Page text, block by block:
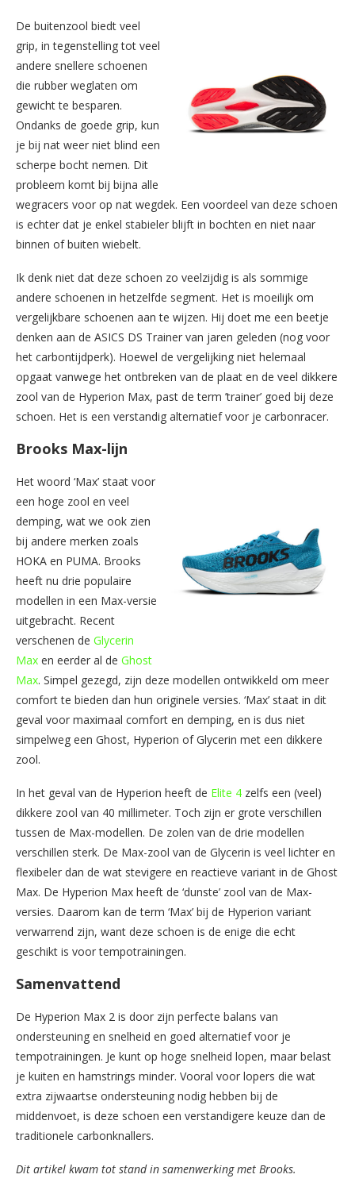
De buitenzool biedt veel
grip, in tegenstelling tot veel
andere snellere schoenen
die rubber weglaten om
gewicht te besparen.
Ondanks de goede grip, kun
je bij nat weer niet blind een
scherpe bocht nemen. Dit
probleem komt bij bijna alle
wegracers voor op nat wegdek. Een voordeel van deze schoen
is echter dat je enkel stabieler blijft in bochten en niet naar
binnen of buiten wiebelt.
Ik denk niet dat deze schoen zo veelzijdig is als sommige
andere schoenen in hetzelfde segment. Het is moeilijk om
vergelijkbare schoenen aan te wijzen. Hij doet me een beetje
denken aan de ASICS DS Trainer van jaren geleden (nog voor
het carbontijdperk). Hoewel de vergelijking niet helemaal
opgaat vanwege het ontbreken van de plaat en de veel dikkere
zool van de Hyperion Max, past de term ’trainer’ goed bij deze
schoen. Het is een verstandig alternatief voor je carbonracer.
Brooks Max-lijn
Het woord ‘Max’ staat voor
een hoge zool en veel
demping, wat we ook zien
bij andere merken zoals
HOKA en PUMA. Brooks
heeft nu drie populaire
modellen in een Max-versie
uitgebracht. Recent
verschenen de Glycerin
Max en eerder al de Ghost
Max. Simpel gezegd, zijn deze modellen ontwikkeld om meer
comfort te bieden dan hun originele versies. ‘Max’ staat in dit
geval voor maximaal comfort en demping, en is dus niet
simpelweg een Ghost, Hyperion of Glycerin met een dikkere
zool.
In het geval van de Hyperion heeft de Elite 4 zelfs een (veel)
dikkere zool van 40 millimeter. Toch zijn er grote verschillen
tussen de Max-modellen. De zolen van de drie modellen
verschillen sterk. De Max-zool van de Glycerin is veel lichter en
flexibeler dan de wat stevigere en reactieve variant in de Ghost
Max. De Hyperion Max heeft de ‘dunste’ zool van de Max-
versies. Daarom kan de term ‘Max’ bij de Hyperion variant
verwarrend zijn, want deze schoen is de enige die echt
geschikt is voor tempotrainingen.
Samenvattend
De Hyperion Max 2 is door zijn perfecte balans van
ondersteuning en snelheid en goed alternatief voor je
tempotrainingen. Je kunt op hoge snelheid lopen, maar belast
je kuiten en hamstrings minder. Vooral voor lopers die wat
extra zijwaartse ondersteuning nodig hebben bij de
middenvoet, is deze schoen een verstandigere keuze dan de
traditionele carbonknallers.
Dit artikel kwam tot stand in samenwerking met Brooks.